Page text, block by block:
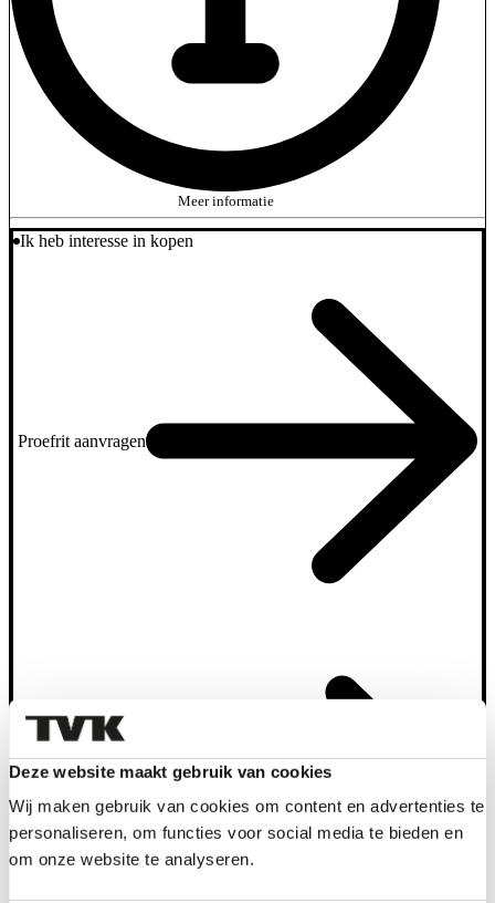
Deze website maakt gebruik van cookies
Wij maken gebruik van cookies om content en advertenties te
personaliseren, om functies voor social media te bieden en
om onze website te analyseren.
Meer informatie
Ik heb interesse in kopen
Proefrit aanvragen
Inruilwaarde
berekenen